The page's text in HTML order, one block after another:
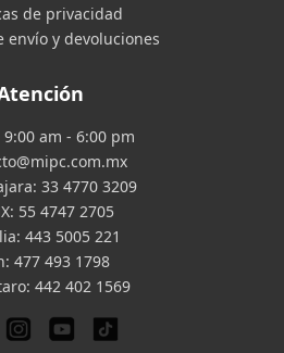
de privacidad
envío y devoluciones
9:00 am - 6:00 pm
33 4770 3209
55 4747 2705
443 5005 221
477 493 1798
442 402 1569